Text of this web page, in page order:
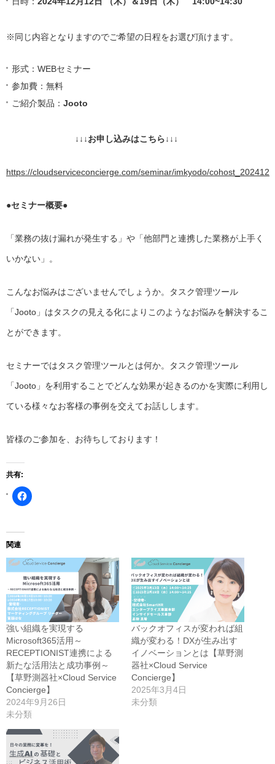
※同じ内容となりますのでご希望の日程をお選び頂けます。
形式：WEBセミナー
参加費：無料
ご紹介製品： Jooto
↓↓↓お申し込みはこちら↓↓↓
https://cloudserviceconcierge.com/seminar/imkyodo/cohost_202412
●セミナー概要●
「業務の抜け漏れが発生する」や「他部門と連携した業務が上手く
いかない」。
こんなお悩みはございませんでしょうか。タスク管理ツール
「Jooto」はタスクの見える化によりこのようなお悩みを解決するこ
とができます。
セミナーではタスク管理ツールとは何か。タスク管理ツール
「Jooto」を利用することでどんな効果が起きるのかを実際に利用し
ている様々なお客様の事例を交えてお話しします。
皆様のご参加を、お待ちしております！
共有:
Facebook
で
ク
リ
ッ
ク
し
て
く
だ
さ
い
(新
し
い
ウ
ィ
ン
ド
ウ
で
開
き
す)
関連
強い組織を実現する
Microsoft365活用～
RECEPTIONIST連携による
新たな活用法と成功事例～
【草野測器社×Cloud Service
Concierge】
2024年9月26日
未分類
バックオフィスが変われば組
織が変わる！DXが生み出す
イノベーションとは【草野測
器社×Cloud Service
Concierge】
2025年3月4日
未分類